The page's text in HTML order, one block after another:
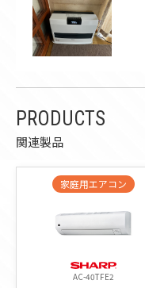
PRODUCTS
関連製品
家庭用エアコン
AC-40TFE2